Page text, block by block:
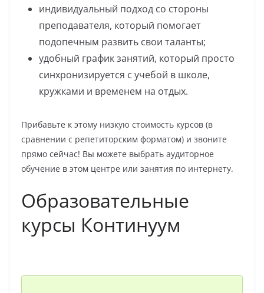
индивидуальный подход со стороны
преподавателя, который помогает
подопечным развить свои таланты;
удобный график занятий, который просто
синхронизируется с учебой в школе,
кружками и временем на отдых.
Прибавьте к этому низкую стоимость курсов (в
сравнении с репетиторским форматом) и звоните
прямо сейчас! Вы можете выбрать аудиторное
обучение в этом центре или занятия по интернету.
Образовательные
курсы Континуум